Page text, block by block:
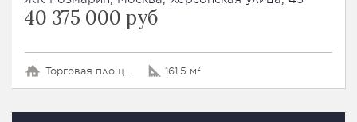
40 375 000 руб
Торговая площадь 161.5 м²